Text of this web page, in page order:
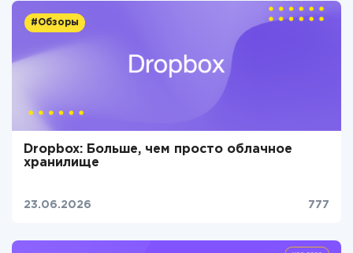
#Обзоры
Dropbox: Больше, чем просто облачное
хранилище
23.06.2026 777